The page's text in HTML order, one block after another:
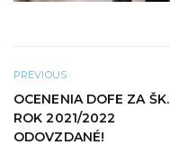
PREVIOUS
OCENENIA DOFE ZA ŠK.
ROK 2021/2022
ODOVZDANÉ!